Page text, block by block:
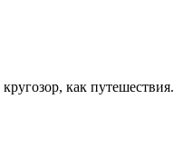
как путешествия.